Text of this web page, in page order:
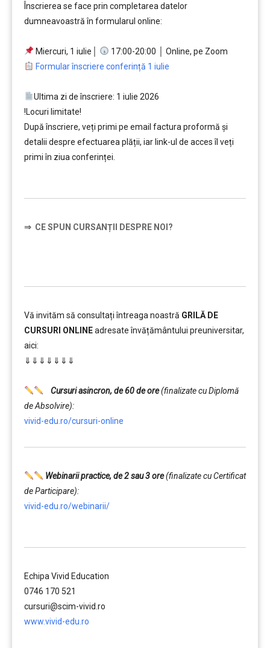
Înscrierea se face prin completarea datelor
dumneavoastră în formularul online:
Miercuri, 1 iulie│
17:00-20:00 │ Online, pe Zoom
Formular înscriere conferință 1 iulie
Ultima zi de înscriere: 1 iulie 2026
!Locuri limitate!
După înscriere, veți primi pe email factura proformă și
detalii despre efectuarea plății, iar link-ul de acces îl veți
primi în ziua conferinței.
⇒ CE SPUN CURSANȚII DESPRE NOI?
Vă invităm să consultați întreaga noastră GRILĂ DE
CURSURI ONLINEadresate învățământului preuniversitar,
aici:
⇓⇓⇓⇓⇓⇓⇓
Cursuri asincron, de 60 de ore(finalizate cu Diplomă
de Absolvire):
vivid-edu.ro/cursuri-online
Webinarii practice, de 2 sau 3 ore(finalizate cu Certificat
de Participare):
vivid-edu.ro/webinarii/
Echipa Vivid Education
0746 170 521
cursuri@scim-vivid.ro
www.vivid-edu.ro